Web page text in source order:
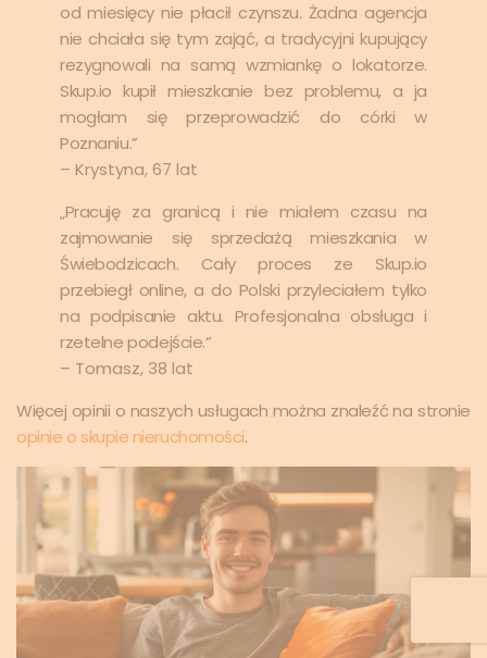
od miesięcy nie płacił czynszu. Żadna agencja
nie chciała się tym zająć, a tradycyjni kupujący
rezygnowali na samą wzmiankę o lokatorze.
Skup.io kupił mieszkanie bez problemu, a ja
mogłam się przeprowadzić do córki w
Poznaniu.”
– Krystyna, 67 lat
„Pracuję za granicą i nie miałem czasu na
zajmowanie się sprzedażą mieszkania w
Świebodzicach. Cały proces ze Skup.io
przebiegł online, a do Polski przyleciałem tylko
na podpisanie aktu. Profesjonalna obsługa i
rzetelne podejście.”
– Tomasz, 38 lat
Więcej opinii o naszych usługach można znaleźć na stronie
opinie o skupie nieruchomości.